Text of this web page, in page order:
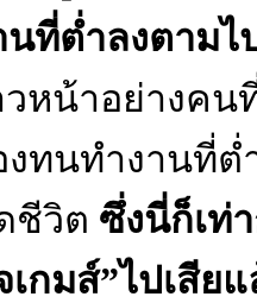
ที่ต่ำลงตามไ
หน้าอย่างคน
ทนทำงานที่ต่
ชีวิต ซึ่งนี่ก็เท่
กมส์”ไปเสียแ